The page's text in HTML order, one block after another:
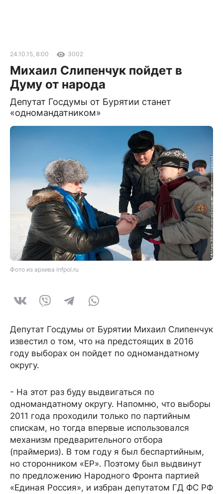
24.10.15, 8:00 3002
Михаил Слипенчук пойдет в
Думу от народа
Депутат Госдумы от Бурятии станет
«одномандатником»
Фото из архива infpol.ru
Депутат Госдумы от Бурятии Михаил Слипенчук
известил о том, что на предстоящих в 2016
году выборах он пойдет по одномандатному
округу.
- На этот раз буду выдвигаться по
одномандатному округу. Напомню, что выборы
2011 года проходили только по партийным
спискам, но тогда впервые использовался
механизм предварительного отбора
(праймериз). В том году я был беспартийным,
но сторонником «ЕР». Поэтому был выдвинут
по предложению Народного Фронта партией
«Единая Россия», и избран депутатом ГД ФС РФ